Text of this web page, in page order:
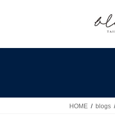
HOME blogs